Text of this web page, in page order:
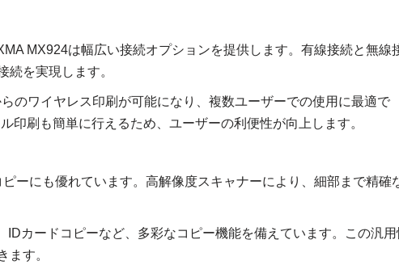
MX924は幅広い接続オプションを提供します。有線接続と無線
続を実現します。
のワイヤレス印刷が可能になり、複数ユーザーでの使用に最適で
印刷も簡単に行えるため、ユーザーの利便性が向上します。
ーにも優れています。高解像度スキャナーにより、細部まで精確
カードコピーなど、多彩なコピー機能を備えています。この汎用
ます。